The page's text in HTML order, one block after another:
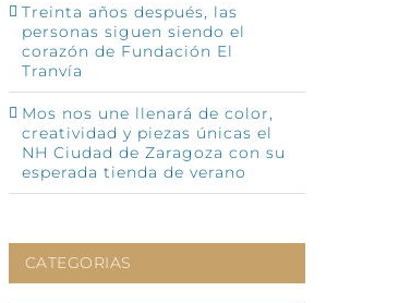
Treinta años después, las
personas siguen siendo el
corazón de Fundación El
Tranvía
Mos nos une llenará de color,
creatividad y piezas únicas el
NH Ciudad de Zaragoza con su
esperada tienda de verano
CATEGORIAS